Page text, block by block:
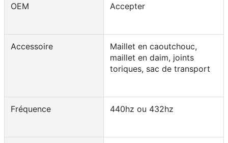
OEM Accepter
Accessoire
Maillet en caoutchouc,
maillet en daim, joints
toriques, sac de transport
Fréquence 440hz ou 432hz